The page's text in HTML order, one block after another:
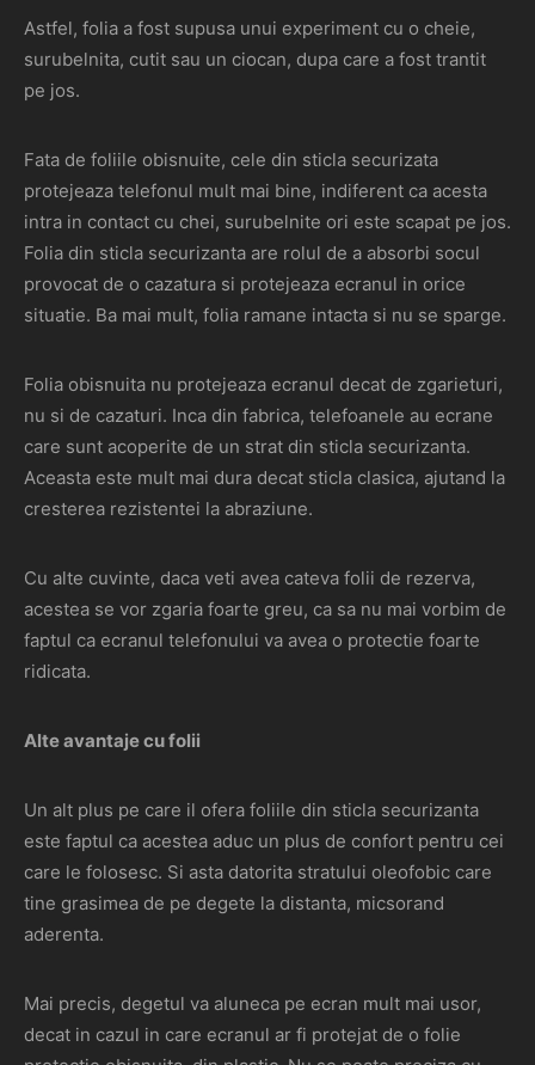
Astfel, folia a fost supusa unui experiment cu o cheie,
surubelnita, cutit sau un ciocan, dupa care a fost trantit
pe jos.
Fata de foliile obisnuite, cele din sticla securizata
protejeaza telefonul mult mai bine, indiferent ca acesta
intra in contact cu chei, surubelnite ori este scapat pe jos.
Folia din sticla securizanta are rolul de a absorbi socul
provocat de o cazatura si protejeaza ecranul in orice
situatie. Ba mai mult, folia ramane intacta si nu se sparge.
Folia obisnuita nu protejeaza ecranul decat de zgarieturi,
nu si de cazaturi. Inca din fabrica, telefoanele au ecrane
care sunt acoperite de un strat din sticla securizanta.
Aceasta este mult mai dura decat sticla clasica, ajutand la
cresterea rezistentei la abraziune.
Cu alte cuvinte, daca veti avea cateva folii de rezerva,
acestea se vor zgaria foarte greu, ca sa nu mai vorbim de
faptul ca ecranul telefonului va avea o protectie foarte
ridicata.
Alte avantaje cu folii
Un alt plus pe care il ofera foliile din sticla securizanta
este faptul ca acestea aduc un plus de confort pentru cei
care le folosesc. Si asta datorita stratului oleofobic care
tine grasimea de pe degete la distanta, micsorand
aderenta.
Mai precis, degetul va aluneca pe ecran mult mai usor,
decat in cazul in care ecranul ar fi protejat de o folie